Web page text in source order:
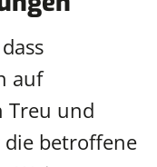
auf
Treu und
betroffene